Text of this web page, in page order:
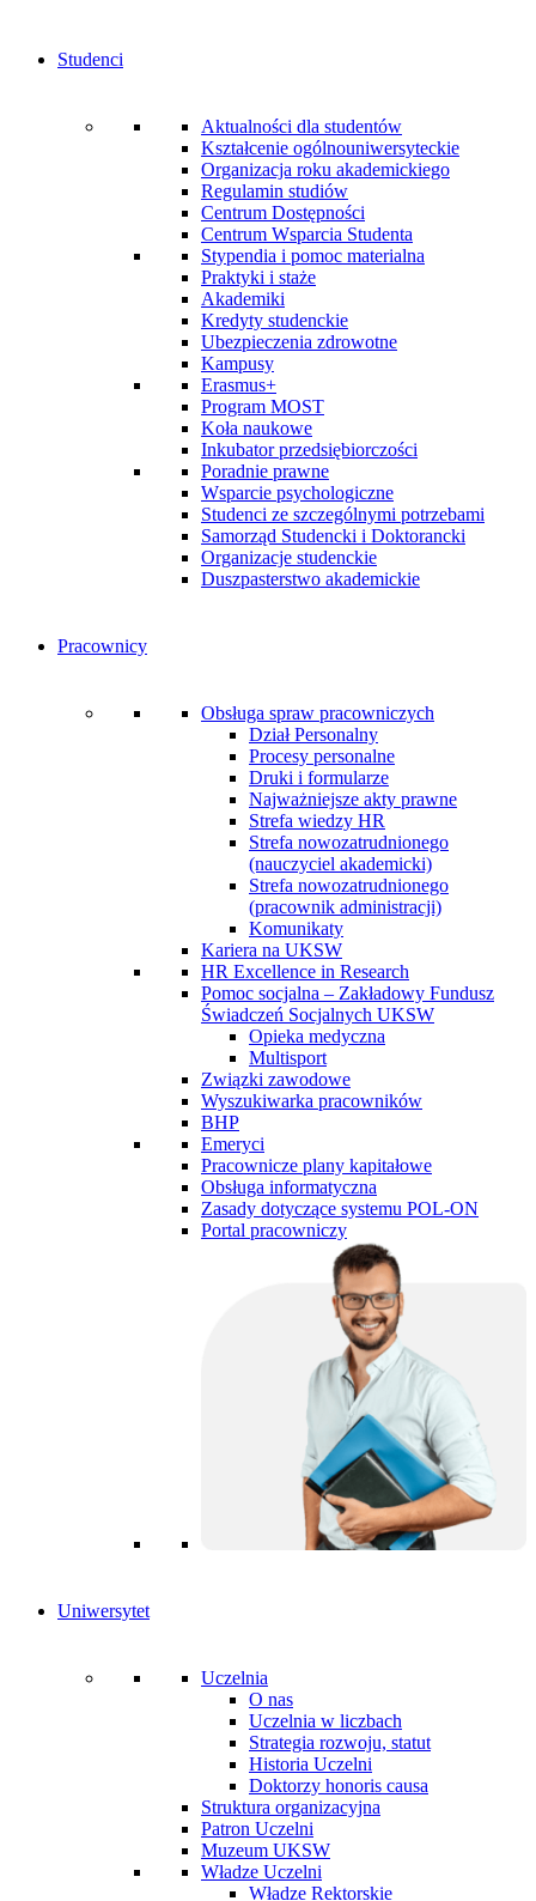
Studenci
Aktualności dla studentów
Kształcenie ogólnouniwersyteckie
Organizacja roku akademickiego
Regulamin studiów
Centrum Dostępności
Centrum Wsparcia Studenta
Stypendia i pomoc materialna
Praktyki i staże
Akademiki
Kredyty studenckie
Ubezpieczenia zdrowotne
Kampusy
Erasmus+
Program MOST
Koła naukowe
Inkubator przedsiębiorczości
Poradnie prawne
Wsparcie psychologiczne
Studenci ze szczególnymi potrzebami
Samorząd Studencki i Doktorancki
Organizacje studenckie
Duszpasterstwo akademickie
Pracownicy
Obsługa spraw pracowniczych
Dział Personalny
Procesy personalne
Druki i formularze
Najważniejsze akty prawne
Strefa wiedzy HR
Strefa nowozatrudnionego
(nauczyciel akademicki)
Strefa nowozatrudnionego
(pracownik administracji)
Komunikaty
Kariera na UKSW
HR Excellence in Research
Pomoc socjalna – Zakładowy Fundusz
Świadczeń Socjalnych UKSW
Opieka medyczna
Multisport
Związki zawodowe
Wyszukiwarka pracowników
BHP
Emeryci
Pracownicze plany kapitałowe
Obsługa informatyczna
Zasady dotyczące systemu POL-ON
Portal pracowniczy
Uniwersytet
Uczelnia
O nas
Uczelnia w liczbach
Strategia rozwoju, statut
Historia Uczelni
Doktorzy honoris causa
Struktura organizacyjna
Patron Uczelni
Muzeum UKSW
Władze Uczelni
Władze Rektorskie